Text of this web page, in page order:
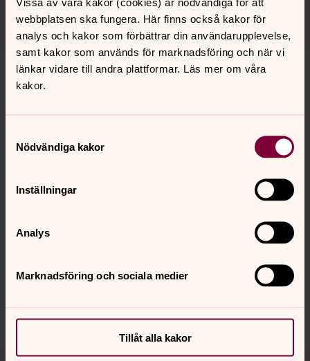
webbplatsen ska fungera. Här finns också kakor för
analys och kakor som förbättrar din användarupplevelse,
samt kakor som används för marknadsföring och när vi
länkar vidare till andra plattformar. Läs mer om våra
kakor.
Nödvändiga kakor
Inställningar
Analys
Marknadsföring och sociala medier
Tillåt alla kakor
Läs protokoll från kyrkoråd och kyrkofullmäktige här.
Kyrkofullmäktige, 6 nov 2025